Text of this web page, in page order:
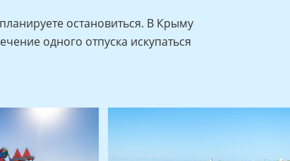
остановиться. В Крыму
одного отпуска искупаться